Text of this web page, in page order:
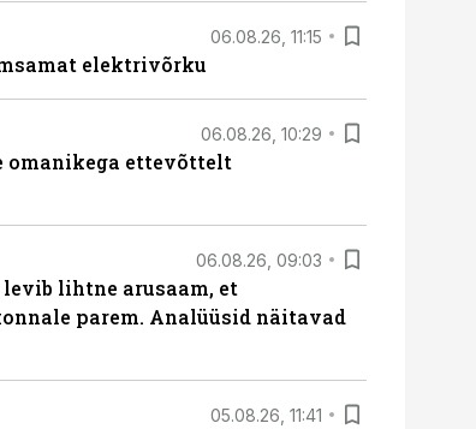
06.08.26, 11:15
elektrivõrku
06.08.26, 10:29
omanikega ettevõttelt
06.08.26, 09:03
lihtne arusaam, et
parem. Analüüsid näitavad
05.08.26, 11:41